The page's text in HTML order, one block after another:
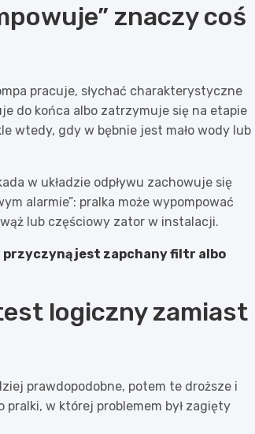
znaczy coś
pracuje, słychać charakterystyczne
do końca albo zatrzymuje się na etapie
wtedy, gdy w bębnie jest mało wody lub
w układzie odpływu zachowuje się
alarmie”: pralka może wypompować
lub częściowy zator w instalacji.
przyczyną jest zapchany filtr albo
logiczny zamiast
prawdopodobne, potem te droższe i
w której problemem był zagięty